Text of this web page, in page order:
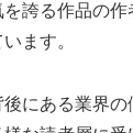
誇る作品の
ます。
にある業界の